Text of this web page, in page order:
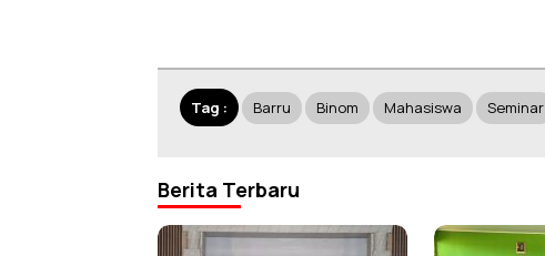
Tag : Barru Binom Mahasiswa Seminar
Berita Terbaru